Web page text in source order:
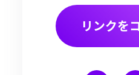
リンクを